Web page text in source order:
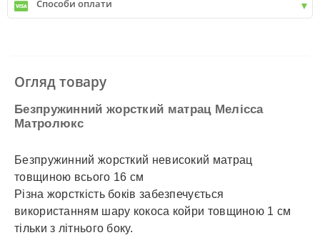
✓Делівері
✓Автолюкс
Способи оплати
✓ Детальніше
Огляд товару
Безпружинний жорсткий матрац Мелісса
Матролюкс
Безпружинний жорсткий невисокий матрац
товщиною всього 16 см
Різна жорсткість боків забезпечується
використанням шару кокоса койри товщиною 1 см
тільки з літнього боку.